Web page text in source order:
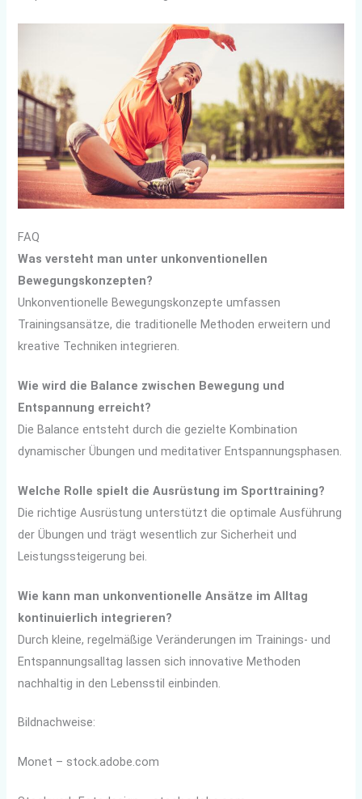
FAQ
Was versteht man unter unkonventionellen
Bewegungskonzepten?
Unkonventionelle Bewegungskonzepte umfassen
Trainingsansätze, die traditionelle Methoden erweitern und
kreative Techniken integrieren.
Wie wird die Balance zwischen Bewegung und
Entspannung erreicht?
Die Balance entsteht durch die gezielte Kombination
dynamischer Übungen und meditativer Entspannungsphasen.
Welche Rolle spielt die Ausrüstung im Sporttraining?
Die richtige Ausrüstung unterstützt die optimale Ausführung
der Übungen und trägt wesentlich zur Sicherheit und
Leistungssteigerung bei.
Wie kann man unkonventionelle Ansätze im Alltag
kontinuierlich integrieren?
Durch kleine, regelmäßige Veränderungen im Trainings- und
Entspannungsalltag lassen sich innovative Methoden
nachhaltig in den Lebensstil einbinden.
Bildnachweise:
Monet – stock.adobe.com